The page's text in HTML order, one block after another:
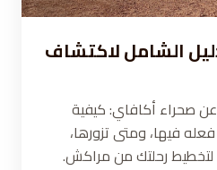
الشامل لاكتشاف
صحراء أكافاي: كيفية
فيها، ومتى تزورها،
لتخطيط رحلتك من مراكش.